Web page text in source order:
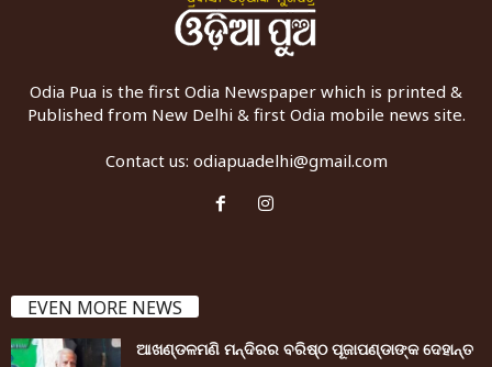
Odia Pua is the first Odia Newspaper which is printed &
Published from New Delhi & first Odia mobile news site.
Contact us: odiapuadelhi@gmail.com
EVEN MORE NEWS
ଆଖଣ୍ଡଳମଣି ମନ୍ଦିରର ବରିଷ୍ଠ ପୂଜାପଣ୍ଡାଙ୍କ ଦେହାନ୍ତ